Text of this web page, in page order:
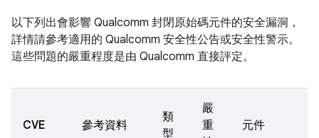
以下列出會影響 Qualcomm 封閉原始碼元件的安全漏洞，
詳情請參考適用的 Qualcomm 安全性公告或安全性警示。
這些問題的嚴重程度是由 Qualcomm 直接評定。
CVE 參考資料
類
型
嚴
重
元件